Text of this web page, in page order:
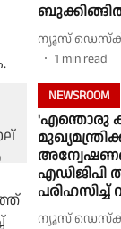
ന്യൂസ്
1 min read
NEWSROOM
എഡിജിപി
പരിഹസിച്ച്
ന്യൂസ്